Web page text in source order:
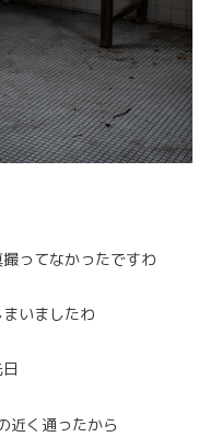
ってなかったですわ
いましたわ
近く通ったから